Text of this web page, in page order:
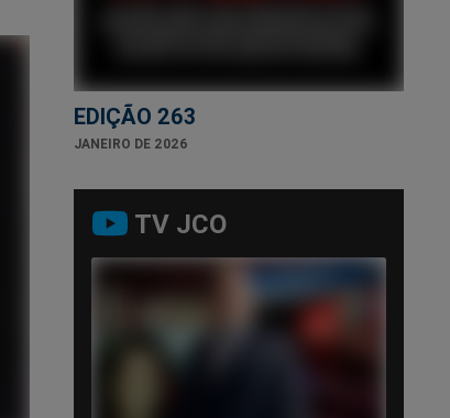
EDIÇÃO 263
JANEIRO DE 2026
TV JCO